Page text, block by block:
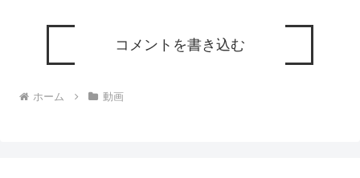
コメントを書き込む
ホーム 動画